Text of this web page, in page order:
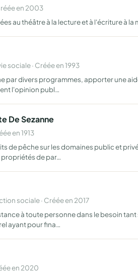
en 2003
au théâtre à la lecture et à l'écriture à
sociale · Créée en 1993
par divers programmes, apporter une
l'opinion publ…
De Sezanne
en 1913
de pêche sur les domaines public et
de par…
sociale · Créée en 2017
à toute personne dans le besoin
ayant pour fina…
en 2020